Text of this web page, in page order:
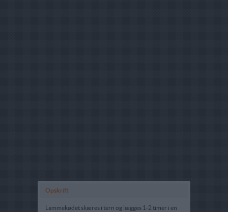
Opskrift
Lammekødet skæres i tern og lægges 1-2 timer i en